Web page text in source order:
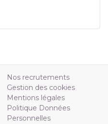
Nos recrutements
Gestion des cookies
Mentions légales
Politique Données
Personnelles